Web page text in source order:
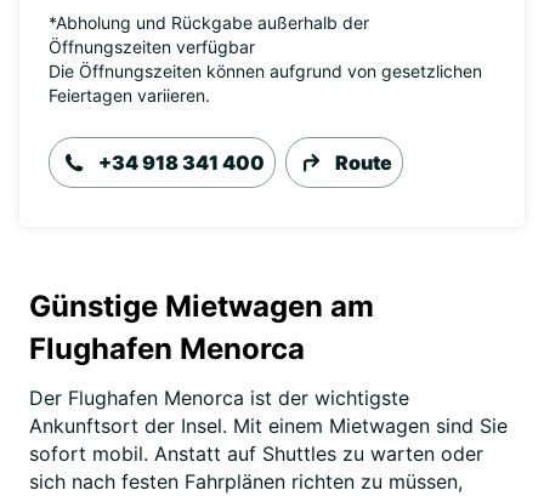
*Abholung und Rückgabe außerhalb der
Öffnungszeiten verfügbar
Die Öffnungszeiten können aufgrund von gesetzlichen
Feiertagen variieren.
+34 918 341 400 Route
Günstige Mietwagen am
Flughafen Menorca
Der Flughafen Menorca ist der wichtigste
Ankunftsort der Insel. Mit einem Mietwagen sind Sie
sofort mobil. Anstatt auf Shuttles zu warten oder
sich nach festen Fahrplänen richten zu müssen,